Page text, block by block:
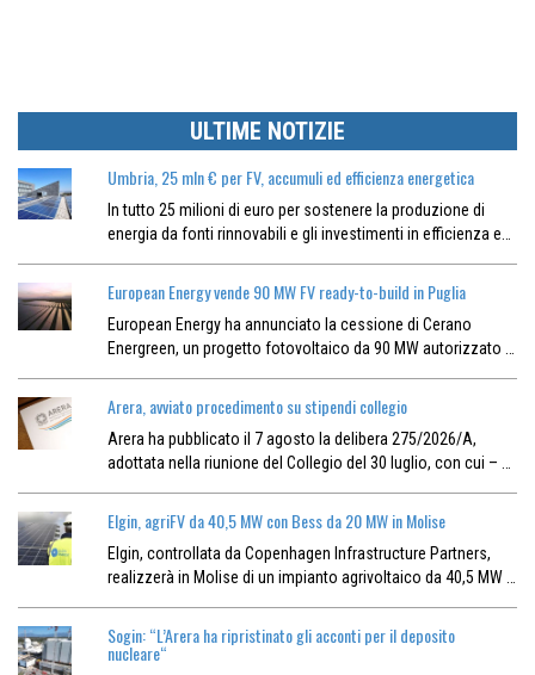
ULTIME NOTIZIE
Umbria, 25 mln € per FV, accumuli ed efficienza energetica
In tutto 25 milioni di euro per sostenere la produzione di
energia da fonti rinnovabili e gli investimenti in efficienza e…
European Energy vende 90 MW FV ready-to-build in Puglia
European Energy ha annunciato la cessione di Cerano
Energreen, un progetto fotovoltaico da 90 MW autorizzato …
Arera, avviato procedimento su stipendi collegio
Arera ha pubblicato il 7 agosto la delibera 275/2026/A,
adottata nella riunione del Collegio del 30 luglio, con cui – …
Elgin, agriFV da 40,5 MW con Bess da 20 MW in Molise
Elgin, controllata da Copenhagen Infrastructure Partners,
realizzerà in Molise di un impianto agrivoltaico da 40,5 MW …
Sogin: “L’Arera ha ripristinato gli acconti per il deposito
nucleare“